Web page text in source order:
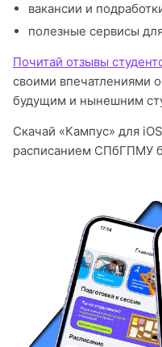
вакансии и
полезные сервисы
Почитай отзывы
своими впечатлениями
будущим и нынешним
Скачай «Кампус» для
расписанием СПбГПМУ